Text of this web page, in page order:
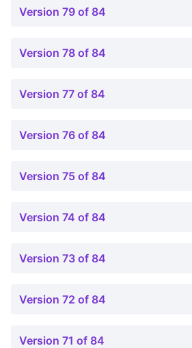
Version 79 of 84
Version 78 of 84
Version 77 of 84
Version 76 of 84
Version 75 of 84
Version 74 of 84
Version 73 of 84
Version 72 of 84
Version 71 of 84